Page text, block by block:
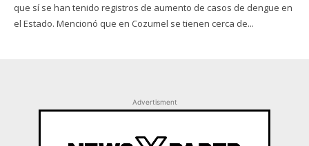
que sí se han tenido registros de aumento de casos de dengue en
el Estado. Mencionó que en Cozumel se tienen cerca de...
Advertisment